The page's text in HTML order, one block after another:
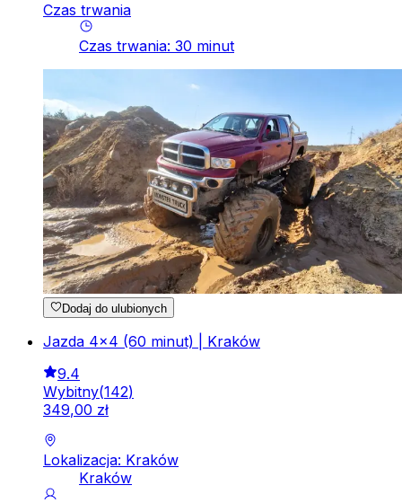
Czas trwania
Czas trwania: 30 minut
Dodaj do ulubionych
Jazda 4x4 (60 minut) | Kraków
9.4
Wybitny(142)
349,00 zł
Lokalizacja: Kraków
Kraków